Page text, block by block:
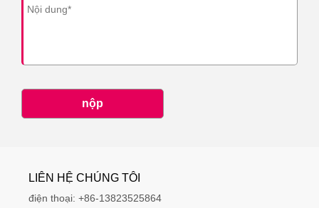
nộp
LIÊN HỆ CHÚNG TÔI
điện thoại: +86-13823525864